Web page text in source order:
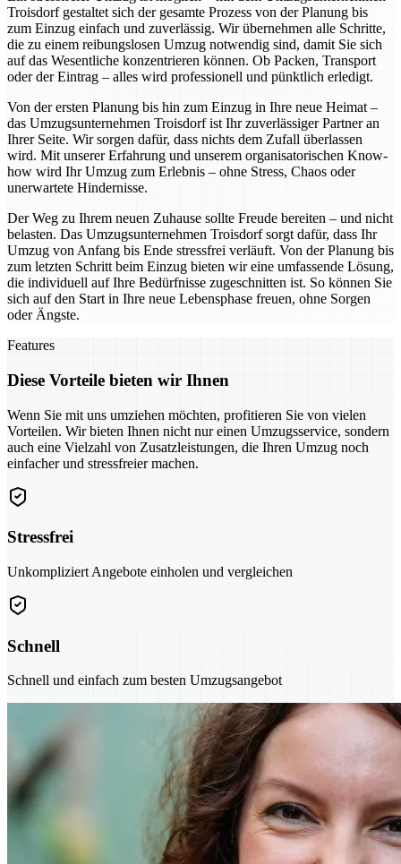
Troisdorf gestaltet sich der gesamte Prozess von der Planung bis
zum Einzug einfach und zuverlässig. Wir übernehmen alle Schritte,
die zu einem reibungslosen Umzug notwendig sind, damit Sie sich
auf das Wesentliche konzentrieren können. Ob Packen, Transport
oder der Eintrag – alles wird professionell und pünktlich erledigt.
Von der ersten Planung bis hin zum Einzug in Ihre neue Heimat –
das Umzugsunternehmen Troisdorf ist Ihr zuverlässiger Partner an
Ihrer Seite. Wir sorgen dafür, dass nichts dem Zufall überlassen
wird. Mit unserer Erfahrung und unserem organisatorischen Know-
how wird Ihr Umzug zum Erlebnis – ohne Stress, Chaos oder
unerwartete Hindernisse.
Der Weg zu Ihrem neuen Zuhause sollte Freude bereiten – und nicht
belasten. Das Umzugsunternehmen Troisdorf sorgt dafür, dass Ihr
Umzug von Anfang bis Ende stressfrei verläuft. Von der Planung bis
zum letzten Schritt beim Einzug bieten wir eine umfassende Lösung,
die individuell auf Ihre Bedürfnisse zugeschnitten ist. So können Sie
sich auf den Start in Ihre neue Lebensphase freuen, ohne Sorgen
oder Ängste.
Features
Diese Vorteile bieten wir Ihnen
Wenn Sie mit uns umziehen möchten, profitieren Sie von vielen
Vorteilen. Wir bieten Ihnen nicht nur einen Umzugsservice, sondern
auch eine Vielzahl von Zusatzleistungen, die Ihren Umzug noch
einfacher und stressfreier machen.
Stressfrei
Unkompliziert Angebote einholen und vergleichen
Schnell
Schnell und einfach zum besten Umzugsangebot